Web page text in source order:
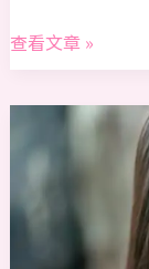
化
分
查看文章 »
HIFU
有